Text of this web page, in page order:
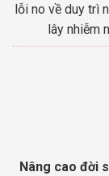
lỗi no về duy trì
lây nhiễm
Nâng cao đời